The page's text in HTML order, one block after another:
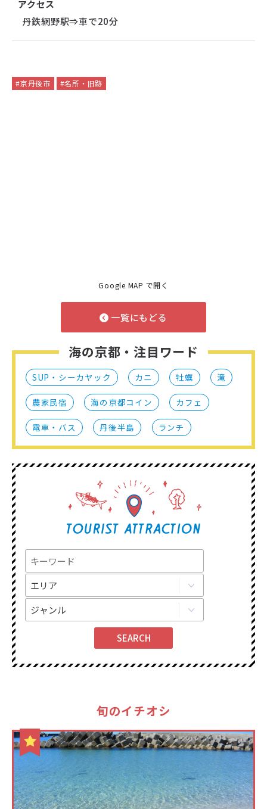
アクセス
丹鉄網野駅⇒車で20分
#京丹後市 #名所・旧跡
Google MAP で開く
一覧にもどる
海の京都・注目ワード
SUP・シーカヤック カニ 牡蠣 滝
農家民宿 海の京都コイン カフェ
電車・バス 丹後半島 ランチ
旬のイチオシ